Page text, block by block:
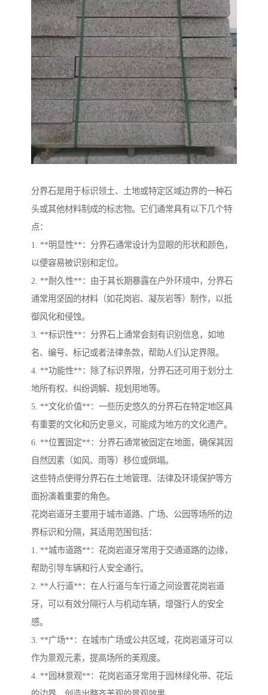
分界石是用于标识领土、土地或特定区域边界的一种石
头或其他材料制成的标志物。它们通常具有以下几个特
点：
1. **明显性**：分界石通常设计为显眼的形状和颜色，
以便容易被识别和定位。
2. **耐久性**：由于其长期暴露在户外环境中，分界石
通常用坚固的材料（如花岗岩、凝灰岩等）制作，以抵
御风化和侵蚀。
3. **标识性**：分界石上通常会刻有识别信息，如地
名、编号、标记或者法律条款，帮助人们认定界限。
4. **功能性**：除了标识界限，分界石还可用于划分土
地所有权、纠纷调解、规划用地等。
5. **文化价值**：一些历史悠久的分界石在特定地区具
有重要的文化和历史意义，可能成为地方的文化遗产。
6. **位置固定**：分界石通常被固定在地面，确保其因
自然因素（如风、雨等）移位或倒塌。
这些特点使得分界石在土地管理、法律及环境保护等方
面扮演着重要的角色。
花岗岩道牙主要用于城市道路、广场、公园等场所的边
界标识和分隔，其适用范围包括：
1. **城市道路**：花岗岩道牙常用于交通道路的边缘，
帮助引导车辆和行人安全通行。
2. **人行道**：在人行道与车行道之间设置花岗岩道
牙，可以有效分隔行人与机动车辆，增强行人的安全
感。
3. **广场**：在城市广场或公共区域，花岗岩道牙可以
作为景观元素，提高场所的美观度。
4. **园林景观**：花岗岩道牙常用于园林绿化带、花坛